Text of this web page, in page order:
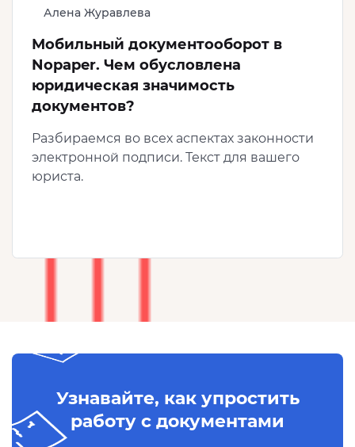
Алена Журавлева
Мобильный документооборот в
Nopaper. Чем обусловлена
юридическая значимость
документов?
Разбираемся во всех аспектах законности
электронной подписи. Текст для вашего
юриста.
Узнавайте, как упростить
работу с документами